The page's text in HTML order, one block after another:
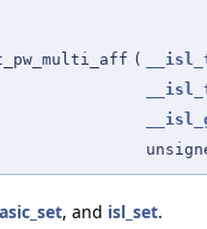
(
, and isl_set.